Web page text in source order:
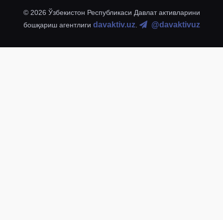
© 2026 Ўзбекистон Республикаси Давлат активларини
бошқариш агентлиги davaktiv.uz. @davaktivuz